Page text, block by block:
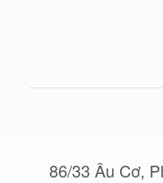
86/33 Âu Cơ,